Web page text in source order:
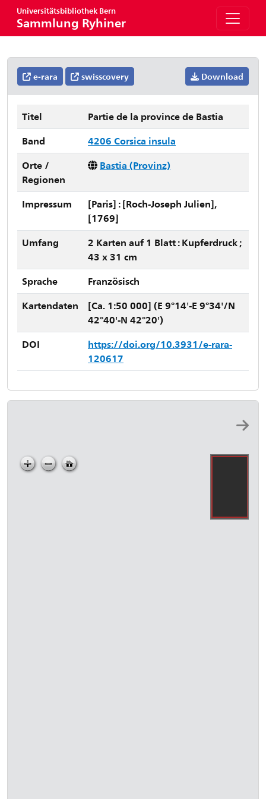
Universitätsbibliothek Bern
Sammlung Ryhiner
e-rara swisscovery Download
Titel
Partie de la province de Bastia
Band
4206 Corsica insula
Orte /
Regionen
Bastia (Provinz)
Impressum
[Paris] : [Roch-Joseph Julien],
[1769]
Umfang
2 Karten auf 1 Blatt : Kupferdruck ;
43 x 31 cm
Sprache
Französisch
Kartendaten
[Ca. 1:50 000] (E 9°14'-E 9°34'/N
42°40'-N 42°20')
DOI
https://doi.org/10.3931/e-rara-
120617